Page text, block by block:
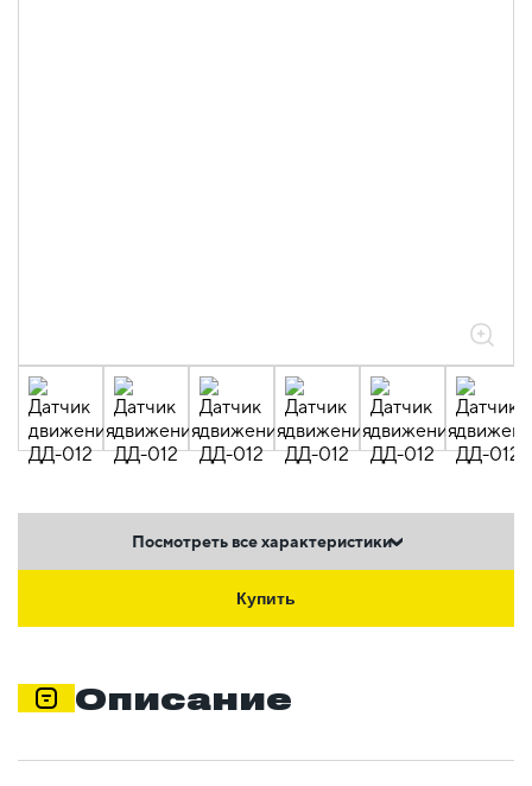
Посмотреть все характеристики
Купить
Описание